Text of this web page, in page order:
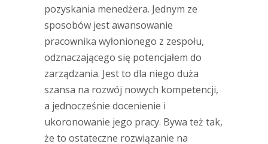
pozyskania menedżera. Jednym ze
sposobów jest awansowanie
pracownika wyłonionego z zespołu,
odznaczającego się potencjałem do
zarządzania. Jest to dla niego duża
szansa na rozwój nowych kompetencji,
a jednocześnie docenienie i
ukoronowanie jego pracy. Bywa też tak,
że to ostateczne rozwiązanie na